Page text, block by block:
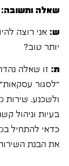
שאלה ותשובה:
ש: אני רוצה
יותר טוב?
ת: זו שאלה
"לסגור
ולשכנע. שירות
בעיות וניהול
כדאי להתחיל
את הבנת